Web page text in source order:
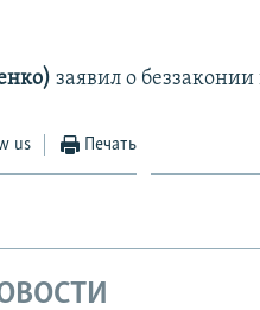
заявил о беззаконии
us Печать